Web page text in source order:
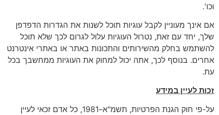
וכו'.
אם אינך מעוניין לקבל עוגיות תוכל לשנות את הגדרות הדפדפן
שלך, יחד עם זאת, נטרול העוגיות עלול לגרום לכך שלא תוכל
להשתמש בחלק מהשירותים והתכונות באתר או באתרי אינטרנט
אחרים. בנוסף לכך, אתה יכול למחוק את העוגיות ממחשבך בכל
עת.
זכות לעיין במידע
על-פי חוק הגנת הפרטיות, תשמ"א–1981, כל אדם זכאי לעיין